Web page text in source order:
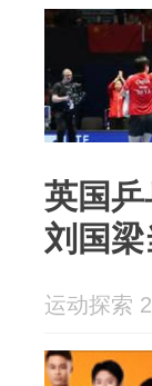
英国
刘国
运动探索